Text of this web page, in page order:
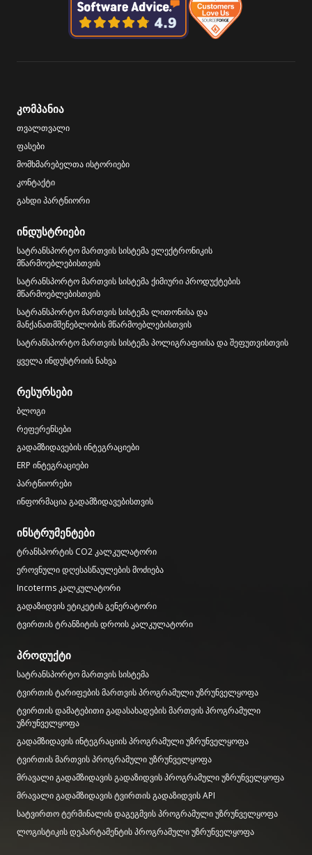
კომპანია
თვალთვალი
ფასები
მომხმარებელთა ისტორიები
კონტაქტი
გახდი პარტნიორი
ინდუსტრიები
სატრანსპორტო მართვის სისტემა ელექტრონიკის
მწარმოებლებისთვის
სატრანსპორტო მართვის სისტემა ქიმიური პროდუქტების
მწარმოებლებისთვის
სატრანსპორტო მართვის სისტემა ლითონისა და
მანქანათმშენებლობის მწარმოებლებისთვის
სატრანსპორტო მართვის სისტემა პოლიგრაფიისა და შეფუთვისთვის
ყველა ინდუსტრიის ნახვა
რესურსები
ბლოგი
რეფერენსები
გადამზიდავების ინტეგრაციები
ERP ინტეგრაციები
პარტნიორები
ინფორმაცია გადამზიდავებისთვის
ინსტრუმენტები
ტრანსპორტის CO2 კალკულატორი
ეროვნული დღესასწაულების მოძიება
Incoterms კალკულატორი
გადაზიდვის ეტიკეტის გენერატორი
ტვირთის ტრანზიტის დროის კალკულატორი
პროდუქტი
სატრანსპორტო მართვის სისტემა
ტვირთის ტარიფების მართვის პროგრამული უზრუნველყოფა
ტვირთის დამატებითი გადასახადების მართვის პროგრამული
უზრუნველყოფა
გადამზიდავის ინტეგრაციის პროგრამული უზრუნველყოფა
ტვირთის მართვის პროგრამული უზრუნველყოფა
მრავალი გადამზიდავის გადაზიდვის პროგრამული უზრუნველყოფა
მრავალი გადამზიდავის ტვირთის გადაზიდვის API
სატვირთო ტერმინალის დაგეგმვის პროგრამული უზრუნველყოფა
ლოგისტიკის დეპარტამენტის პროგრამული უზრუნველყოფა